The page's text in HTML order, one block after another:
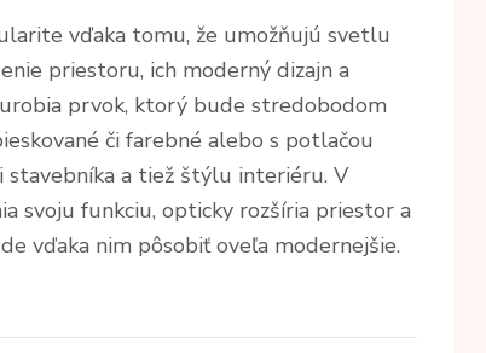
vďaka tomu, že umožňujú svetlu
priestoru, ich moderný dizajn a
prvok, ktorý bude stredobodom
či farebné alebo s potlačou
stavebníka a tiež štýlu interiéru. V
svoju funkciu, opticky rozšíria priestor a
vďaka nim pôsobiť oveľa modernejšie.